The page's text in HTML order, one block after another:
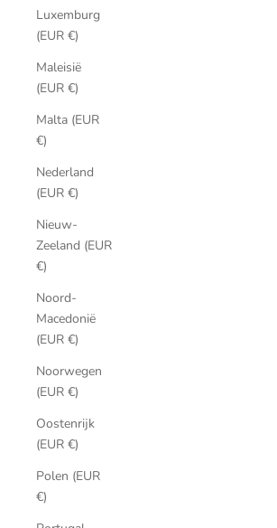
Luxemburg
(EUR €)
Maleisië
(EUR €)
Malta (EUR
€)
Nederland
(EUR €)
Nieuw-
Zeeland (EUR
€)
Noord-
Macedonië
(EUR €)
Noorwegen
(EUR €)
Oostenrijk
(EUR €)
Polen (EUR
€)